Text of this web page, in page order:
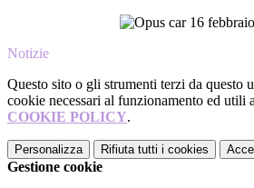
Notizie
Questo sito o gli strumenti terzi da questo
cookie necessari al funzionamento ed utili
COOKIE POLICY.
Personalizza Rifiuta tutti i cookies
Gestione cookie